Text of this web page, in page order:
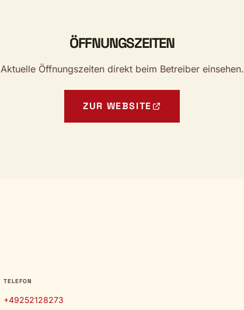
ÖFFNUNGSZEITEN
Aktuelle Öffnungszeiten direkt beim Betreiber einsehen.
ZUR WEBSITE
TELEFON
+49252128273